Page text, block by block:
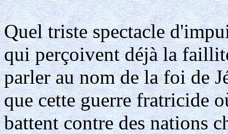
Quel triste spectacle
qui perçoivent déjà la
parler au nom de la foi de
que cette guerre fratricide
battent contre des nations